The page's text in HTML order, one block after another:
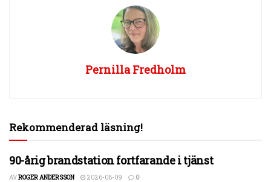
Pernilla Fredholm
Rekommenderad läsning!
90-årig brandstation fortfarande i tjänst
AVROGER ANDERSSON 2026-08-09 0